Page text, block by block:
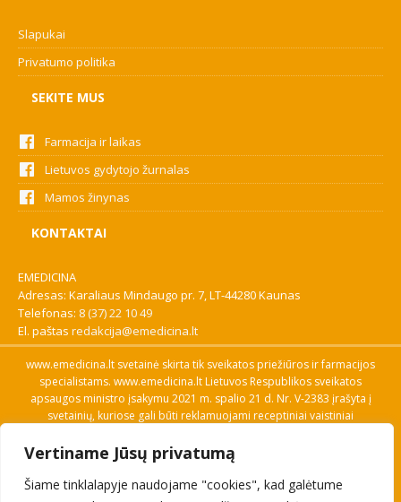
Vertiname Jūsų privatumą
Šiame tinklalapyje naudojame "cookies", kad galėtume
Slapukai
Privatumo politika
SEKITE MUS
Farmacija ir laikas
Lietuvos gydytojo žurnalas
Mamos žinynas
KONTAKTAI
EMEDICINA
Adresas: Karaliaus Mindaugo pr. 7, LT-44280 Kaunas
Telefonas: 8 (37) 22 10 49
El. paštas redakcija@emedicina.lt
www.emedicina.lt svetainė skirta tik sveikatos priežiūros ir farmacijos
specialistams. www.emedicina.lt Lietuvos Respublikos sveikatos
apsaugos ministro įsakymu 2021 m. spalio 21 d. Nr. V-2383 įrašyta į
svetainių, kuriose gali būti reklamuojami receptiniai vaistiniai
savo profesinę kvalifikaciją. Naudingos nuorodos: Vaistų ir medicinos
pagalbos priemonių kainų paieška, VVKT tinklalapis, Sveikatos
priežiūros ar farmacijos specialisto pranešimo apie įtariamą